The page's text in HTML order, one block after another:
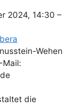
2024, 14:30 –
Wehen
Mail:
die